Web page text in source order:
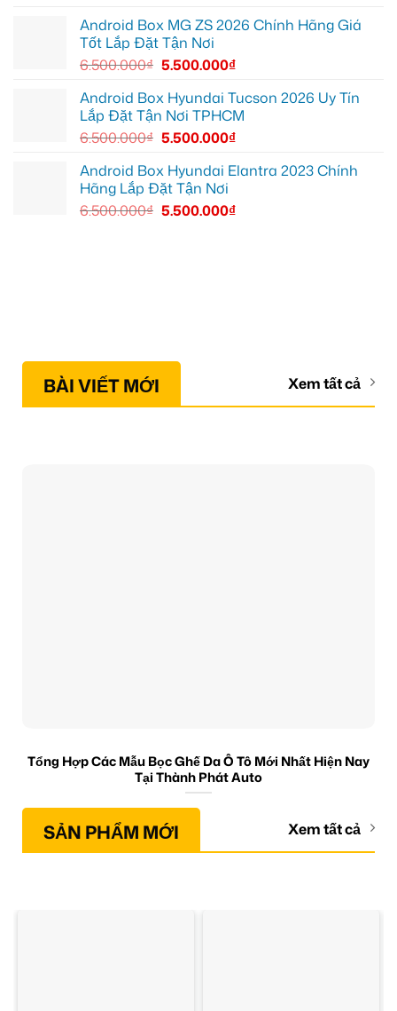
mái
hơn
Android Box MG ZS 2026 Chính Hãng Giá
Tốt Lắp Đặt Tận Nơi
6.500.000₫ 5.500.000₫
Android Box Hyundai Tucson 2026 Uy Tín
Lắp Đặt Tận Nơi TPHCM
6.500.000₫ 5.500.000₫
Android Box Hyundai Elantra 2023 Chính
Hãng Lắp Đặt Tận Nơi
6.500.000₫ 5.500.000₫
BÀI VIẾT MỚI Xem tất cả
Tổng Hợp Các Mẫu Bọc Ghế Da Ô Tô Mới Nhất Hiện Nay
Tại Thành Phát Auto
SẢN PHẨM MỚI Xem tất cả